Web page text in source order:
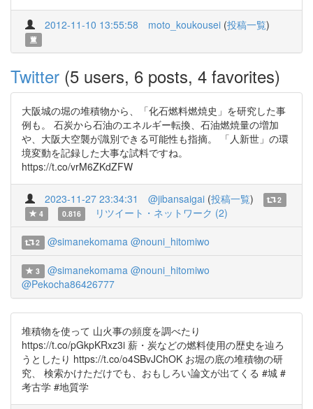
2012-11-10 13:55:58 moto_koukousei (投稿一覧)
Twitter (5 users, 6 posts, 4 favorites)
大阪城の堀の堆積物から、「化石燃料燃焼史」を研究した事
例も。 石炭から石油のエネルギー転換、石油燃焼量の増加
や、大阪大空襲が識別できる可能性も指摘。 「人新世」の環
境変動を記録した大事な試料ですね。
https://t.co/vrM6ZKdZFW
2023-11-27 23:34:31 @jibansaigai (投稿一覧)
2
4
0.816 リツイート・ネットワーク (2)
2 @simanekomama @nouni_hitomiwo
3 @simanekomama @nouni_hitomiwo
@Pekocha86426777
堆積物を使って 山火事の頻度を調べたり
https://t.co/pGkpKRxz3i 薪・炭などの燃料使用の歴史を辿ろ
うとしたり https://t.co/o4SBvJChOK お堀の底の堆積物の研
究、 検索かけただけでも、おもしろい論文が出てくる #城 #
考古学 #地質学